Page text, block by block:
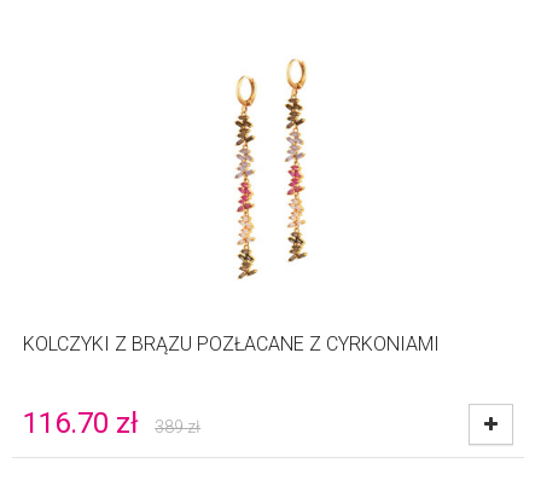
KOLCZYKI Z BRĄZU POZŁACANE Z CYRKONIAMI
116.70 zł 389zł